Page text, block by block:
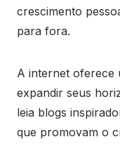
crescimento
para fora.
A internet oferece
expandir seus
leia blogs
que promovam o